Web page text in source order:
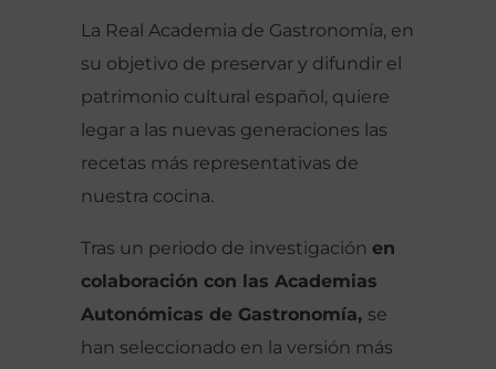
La Real Academia de Gastronomía, en
su objetivo de preservar y difundir el
patrimonio cultural español, quiere
legar a las nuevas generaciones las
recetas más representativas de
nuestra cocina.
Tras un periodo de investigación en
colaboración con las Academias
Autonómicas de Gastronomía, se
han seleccionado en la versión más